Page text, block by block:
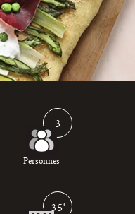
3
Personnes
35'